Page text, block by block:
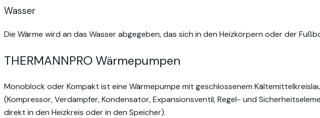
Wasser
Die Wärme wird an das Wasser abgegeben, das sich in den Heizkörpern oder der
THERMANNPRO Wärmepumpen
Monoblock oder Kompakt ist eine Wärmepumpe mit geschlossenem
(Kompressor, Verdampfer, Kondensator, Expansionsventil, Regel- und
direkt in den Heizkreis oder in den Speicher).